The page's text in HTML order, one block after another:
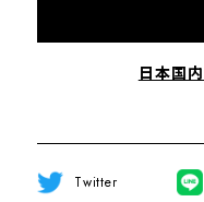
日本国
Twitter